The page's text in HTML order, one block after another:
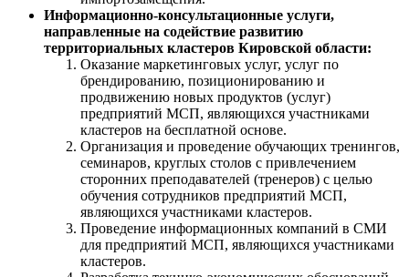
Информационно-консультационные услуги,
направленные на содействие развитию
территориальных кластеров Кировской области:
Оказание маркетинговых услуг, услуг по
брендированию, позиционированию и
продвижению новых продуктов (услуг)
предприятий МСП, являющихся участниками
кластеров на бесплатной основе.
Организация и проведение обучающих тренингов,
семинаров, круглых столов с привлечением
сторонних преподавателей (тренеров) с целью
обучения сотрудников предприятий МСП,
являющихся участниками кластеров.
Проведение информационных компаний в СМИ
для предприятий МСП, являющихся участниками
кластеров.